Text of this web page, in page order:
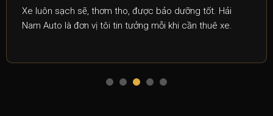
Xe luôn sạch sẽ, thơm tho, được bảo dưỡng tốt. Hải
Nam Auto là đơn vị tôi tin tưởng mỗi khi cần thuê xe.